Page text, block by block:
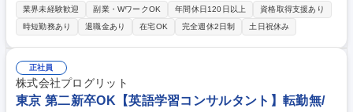
との調整業務をご担当いただきます。 【業務詳細】■ロケットに搭載する
衛星が打ち上げ前に種子島で必要な点検整備内容の調整、実行支援 ■ロケ
ット側の作業進捗情報を衛星顧客に共有し、共同作業を調整 将来的には、
適性を見ながら契約支援や衛星関連施設の運用改善などもご担当いただき
ます。 募集職種 ■【種子島駐在/第二新卒歓迎】ロケット搭載衛星顧客と
の調整業務
業界未経験歓迎 副業・WワークOK 年間休日120日以上
資格取得支援あり
時短勤務あり
退職金あり 在宅OK 完全週休2日制 土日祝休み
正社員
株式会社プログリット
東京 第二新卒OK【英語学習コンサルタント】転勤無/